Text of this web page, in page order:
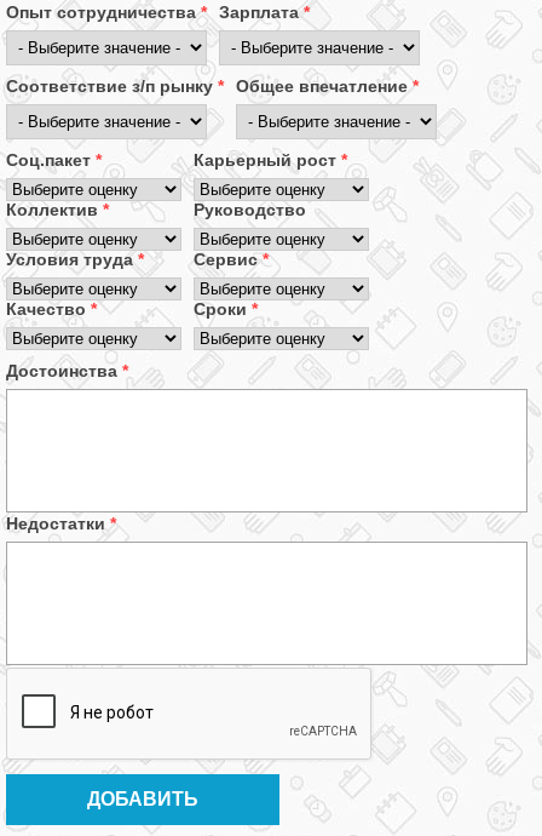
Опыт сотрудничества* Зарплата*
Соответствие з/п рынку * Общее впечатление*
Соц.пакет * Карьерный рост *
Коллектив * Руководство
Условия труда* Сервис*
Качество * Сроки *
Достоинства *
Недостатки *